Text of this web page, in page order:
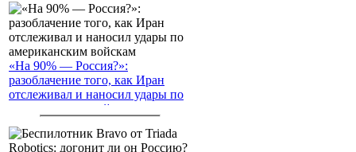
«На 90% — Россия?»:
разоблачение того, как Иран
отслеживал и наносил удары по
американским войскам